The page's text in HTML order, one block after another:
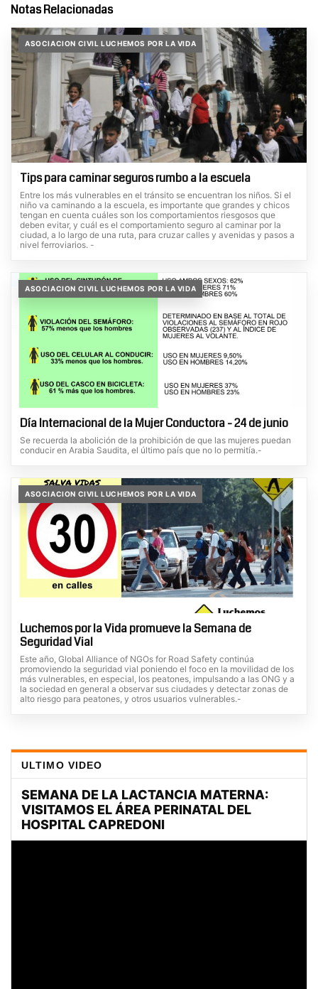
Notas Relacionadas
ASOCIACION CIVIL LUCHEMOS POR LA VIDA
Tips para caminar seguros rumbo a la escuela
Entre los más vulnerables en el tránsito se encuentran los niños. Si el
niño va caminando a la escuela, es importante que grandes y chicos
tengan en cuenta cuáles son los comportamientos riesgosos que
deben evitar, y cuál es el comportamiento seguro al caminar por la
ciudad, a lo largo de una ruta, para cruzar calles y avenidas y pasos a
nivel ferroviarios. -
ASOCIACION CIVIL LUCHEMOS POR LA VIDA
Día Internacional de la Mujer Conductora - 24 de junio
Se recuerda la abolición de la prohibición de que las mujeres puedan
conducir en Arabia Saudita, el último país que no lo permitía.-
ASOCIACION CIVIL LUCHEMOS POR LA VIDA
Luchemos por la Vida promueve la Semana de
Seguridad Vial
Este año, Global Alliance of NGOs for Road Safety continúa
promoviendo la seguridad vial poniendo el foco en la movilidad de los
más vulnerables, en especial, los peatones, impulsando a las ONG y a
la sociedad en general a observar sus ciudades y detectar zonas de
alto riesgo para peatones, y otros usuarios vulnerables.-
ULTIMO VIDEO